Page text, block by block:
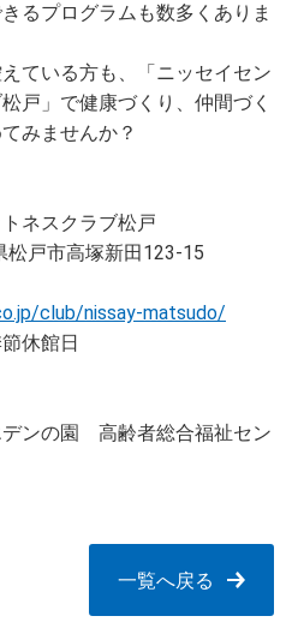
るプログラムも数多くありま
ている方も、「ニッセイセン
戸」で健康づくり、仲間づく
みませんか？
ネスクラブ松戸
戸市高塚新田123-15
club/nissay-matsudo/
休館日
ンの園 高齢者総合福祉セン
一覧へ戻る